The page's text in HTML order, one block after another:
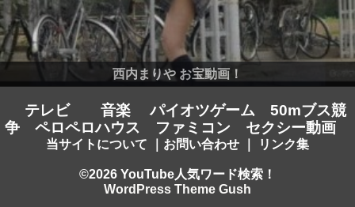
西内まりや お宝動画！
テレビ 音楽 パイオツゲーム
50mブス競
争
ペロペロハウス ファミコン セクシー動画
当サイトについて お問い合わせ リンク集
©2026 YouTube人気ワード検索！
WordPress Theme Gush